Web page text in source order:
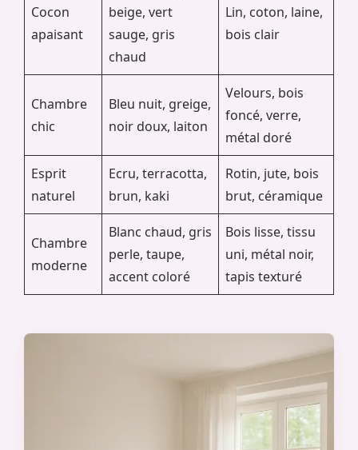
Cocon
apaisant
beige, vert
sauge, gris
chaud
Lin, coton, laine,
bois clair
Chambre
chic
Bleu nuit, greige,
noir doux, laiton
Velours, bois
foncé, verre,
métal doré
Esprit
naturel
Ecru, terracotta,
brun, kaki
Rotin, jute, bois
brut, céramique
Chambre
moderne
Blanc chaud, gris
perle, taupe,
accent coloré
Bois lisse, tissu
uni, métal noir,
tapis texturé